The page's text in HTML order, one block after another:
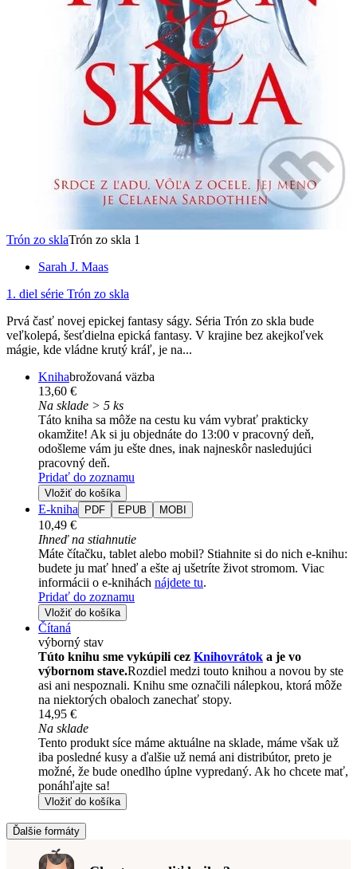
Trón zo sklaTrón zo skla 1
Sarah J. Maas
1. diel série Trón zo skla
Prvá časť novej epickej fantasy ságy. Séria Trón zo skla bude
veľkolepá, šesťdielna epická fantasy. V krajine bez akejkoľvek
mágie, kde vládne krutý kráľ, je na...
Knihabrožovaná väzba
13,60 €
Na sklade > 5 ks
Táto kniha sa môže na cestu ku vám vybrať prakticky
okamžite! Ak si ju objednáte do 13:00 v pracovný deň,
odošleme vám ju ešte dnes, inak najneskôr nasledujúci
pracovný deň.
Pridať do zoznamu
Vložiť do košíka
E-kniha PDF EPUB MOBI
10,49 €
Ihneď na stiahnutie
Máte čítačku, tablet alebo mobil? Stiahnite si do nich e-knihu:
budete ju mať hneď a ešte aj ušetríte život stromom. Viac
informácii o e-knihách nájdete tu.
Pridať do zoznamu
Vložiť do košíka
Čítaná
výborný stav
Túto knihu sme vykúpili cez Knihovrátok a je vo
výbornom stave.Rozdiel medzi touto knihou a novou by ste
asi ani nespoznali. Knihu sme označili nálepkou, ktorá môže
na niektorých obaloch zanechať stopy.
14,95 €
Na sklade
Tento produkt síce máme aktuálne na sklade, máme však už
iba posledné kusy a ďalšie už nemá ani distribútor, preto je
možné, že bude onedlho úplne vypredaný. Ak ho chcete mať,
ponáhľajte sa!
Vložiť do košíka
Ďalšie formáty